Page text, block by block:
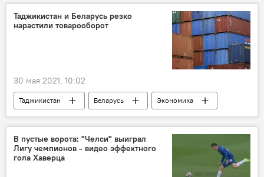
Таджикистан и Беларусь резко
нарастили товарооборот
30 мая 2021, 10:02
Таджикистан Беларусь
Экономика
товарооборот
В пустые ворота: "Челси" выиграл
Лигу чемпионов - видео эффектного
гола Хаверца